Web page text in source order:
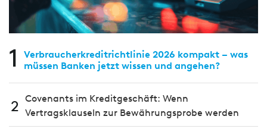
1
Verbraucherkreditrichtlinie 2026 kompakt – was
müssen Banken jetzt wissen und angehen?
2 Covenants im Kreditgeschäft: Wenn
Vertragsklauseln zur Bewährungsprobe werden